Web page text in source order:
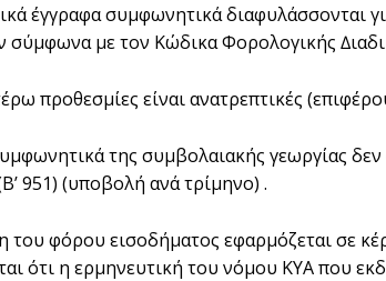
έγγραφα συµφωνητικά διαφυλάσσονται
µε τον Κώδικα Φορολογικής
προθεσµίες είναι ανατρεπτικές
της συµβολαιακής γεωργίας
951) (υποβολή ανά τρίµηνο) .
του φόρου εισοδήµατος εφαρµόζεται σε
ότι η ερµηνευτική του νόµου ΚΥΑ που